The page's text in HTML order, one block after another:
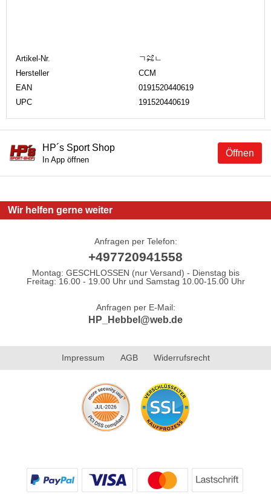
Artikel-Nr.
ㄱ㌶ㄴ
Hersteller
CCM
EAN
0191520440619
UPC
191520440619
Öffnen
HP´s Sport Shop
In App öffnen
Wir helfen gerne weiter
Anfragen per Telefon:
+497720941558
Montag: GESCHLOSSEN (nur Versand) - Dienstag bis
Freitag: 16.00 - 19.00 Uhr und Samstag 10.00-15.00 Uhr
Anfragen per E-Mail:
HP_Hebbel@web.de
Impressum AGB Widerrufsrecht